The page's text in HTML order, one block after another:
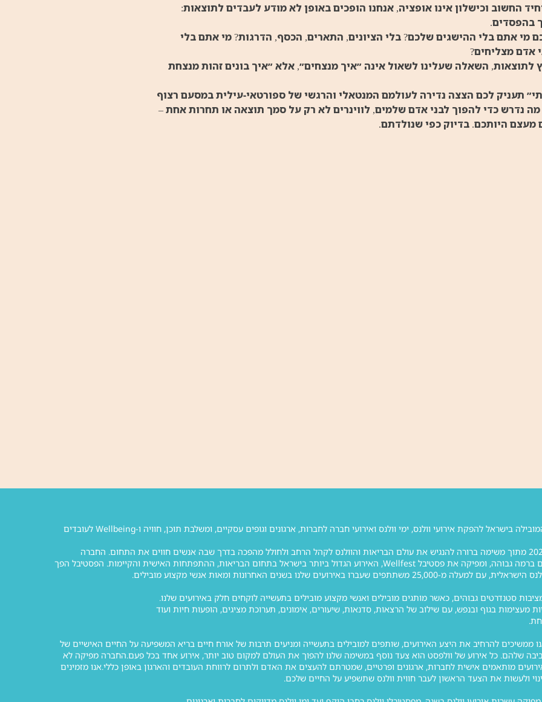
החשוב וכישלון אינו אופציה, אנחנו הופכים באופן לא מודע לעבדים לתוצאות:
בהפסדים.
אתם בלי ההישגים שלכם? בלי הציונים, התארים, הכסף, הדרגות? מי אתם בלי
אדם מצליחים?
לתוצאות, השאלה שעלינו לשאול אינה ״איך מנצחים״, אלא ״איך בונים זהות מנצחת
תעניק לכם הצצה נדירה לעולמם המנטאלי והרגשי של ספורטאי-עילית במסעם רצוף
נדרש כדי להפוך לבני אדם שלמים, לווינרים לא רק על סמך תוצאה או תחרות אחת –
היותכם. בדיוק כפי שנולדתם.
Wellfest היא החברה המובילה בישראל להפקת אירועי וולנס, ימי וולנס ואירועי חברה לחברות, ארגונים וגופים עסקיים, ומשלבת תוכן, חוויה ו-Wellbeing לעובדים
וולפסט הוקמה בשנת 2020 מתוך משימה ברורה להנגיש את עולם הבריאות והוולנס לקהל הרחב ולחולל מהפכה בדרך שבה אנשים חווים את התחום. החברה
מתמחה בהפקת אירועים ברמה גבוהה, ומפיקה את פסטיבל Wellfest, האירוע הגדול ביותר בישראל בתחום הבריאות, ההתפתחות האישית והקיימות. הפסטיבל הפך
שעברו באירועים שלנו בשנים האחרונות ומאות אנשי מקצוע מובילים.
מעצימות בגוף ובנפש, עם שילוב של הרצאות, סדנאות, שיעורים, אימונים, תערוכת מציגים, הופעות חיות ועוד
ממשיכים להרחיב את היצע האירועים, שותפים למובילים בתעשייה ומניעים תרבות של אורח חיים בריא המשפיעה על החיים האישיים של
שלהם. כל אירוע של וולפסט הוא צעד נוסף במשימה שלנו להפוך את העולם למקום טוב יותר, אירוע אחד בכל פעם.החברה מפיקה לא
מותאמים אישית לחברות, ארגונים ופרטיים, שמטרתם להעצים את האדם ולתרום לרווחת העובדים והארגון באופן כללי.אנו מזמינים
ולעשות את הצעד הראשון לעבר חווית וולנס שתשפיע על החיים שלכם.